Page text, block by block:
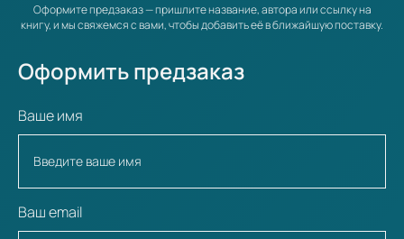
Оформите предзаказ — пришлите название, автора или ссылку на
книгу, и мы свяжемся с вами, чтобы добавить её в ближайшую поставку.
Оформить предзаказ
Ваше имя
Ваш email